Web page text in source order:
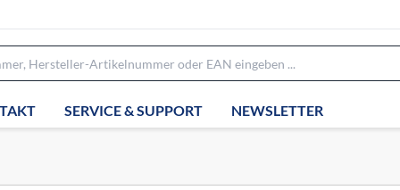
SERVICE & SUPPORT NEWSLETTER